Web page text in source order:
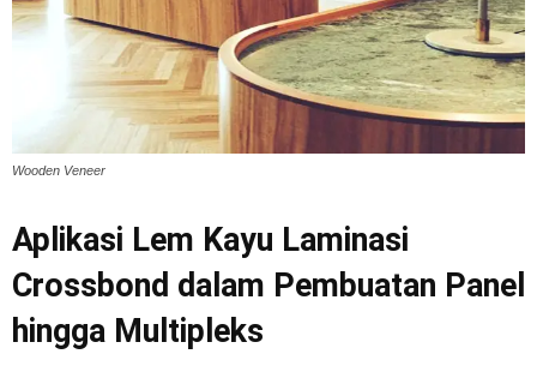
Wooden Veneer
Aplikasi Lem Kayu Laminasi
Crossbond dalam Pembuatan Panel
hingga Multipleks